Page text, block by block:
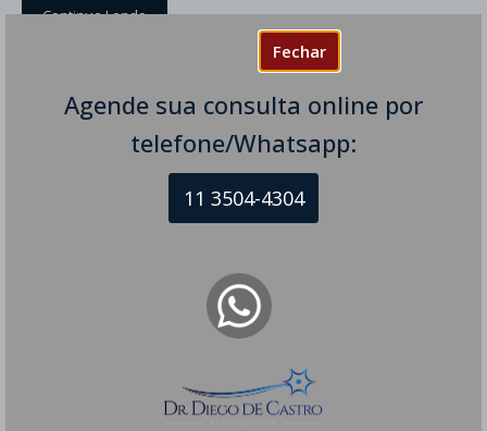
Fechar
Agende sua consulta online por
telefone/Whatsapp:
11 3504-4304
Continue Lendo
Doença de Parkinson - Causa, Diagnóstico